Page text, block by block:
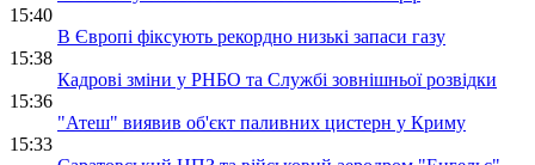
15:40
В Європі фіксують рекордно низькі запаси газу
15:38
Кадрові зміни у РНБО та Службі зовнішньої розвідки
15:36
"Атеш" виявив об'єкт паливних цистерн у Криму
15:33